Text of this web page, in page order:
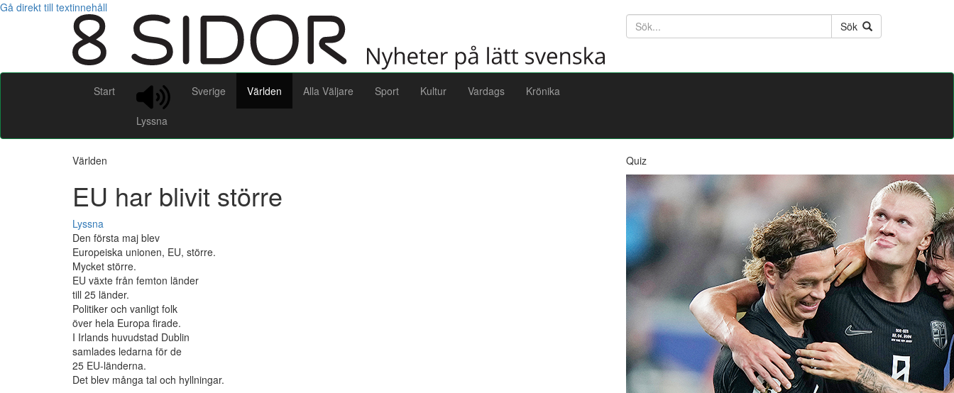
Gå direkt till textinnehåll
Söktext
Sök
Start
Lyssna
Sverige Världen Alla Väljare Sport Kultur Vardags Krönika
Världen
EU har blivit större
Lyssna
Den första maj blev
Europeiska unionen, EU, större.
Mycket större.
EU växte från femton länder
till 25 länder.
Politiker och vanligt folk
över hela Europa firade.
I Irlands huvudstad Dublin
samlades ledarna för de
25 EU-länderna.
Det blev många tal och hyllningar.
Quiz